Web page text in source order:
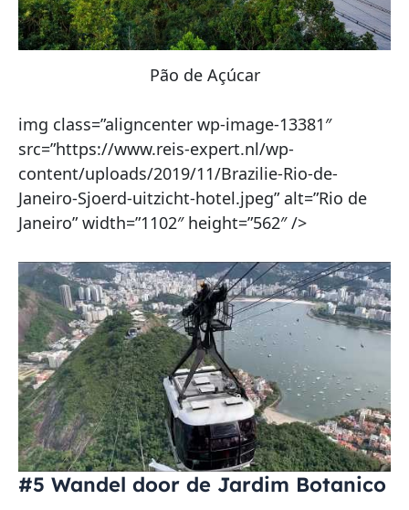
Pão de Açúcar
img class=”aligncenter wp-image-13381″
src=”https://www.reis-expert.nl/wp-
content/uploads/2019/11/Brazilie-Rio-de-
Janeiro-Sjoerd-uitzicht-hotel.jpeg” alt=”Rio de
Janeiro” width=”1102″ height=”562″ />
#5 Wandel door de Jardim Botanico